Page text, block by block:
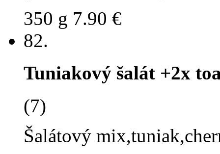
350 g 7.90 €
82.
Tuniakový šalát +2x
(7)
Šalátový